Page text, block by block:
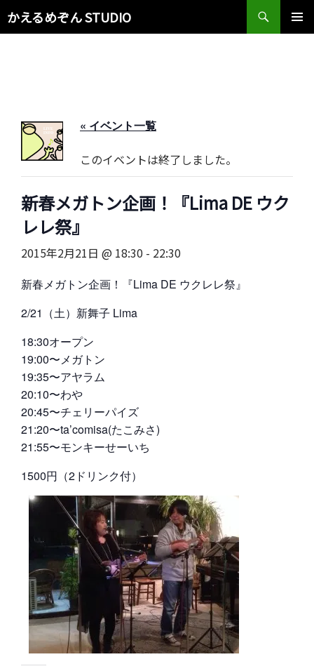
かえるめぞん STUDIO
検
索
« イベント一覧
このイベントは終了しました。
新春メガトン企画！『Lima DE ウク
レレ祭』
2015年2月21日 @ 18:30 - 22:30
新春メガトン企画！『Lima DE ウクレレ祭』
2/21（土）新舞子 Lima
18:30オープン
19:00〜メガトン
19:35〜アヤラム
20:10〜わや
20:45〜チェリーパイズ
21:20〜ta’comisa(たこみさ)
21:55〜モンキーせーいち
1500円（2ドリンク付）